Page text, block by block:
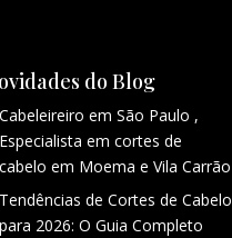
do Blog
Cabeleireiro em São Paulo ,
Especialista em cortes de
cabelo em Moema e Vila Carrão
Tendências de Cortes de Cabelo
para 2026: O Guia Completo